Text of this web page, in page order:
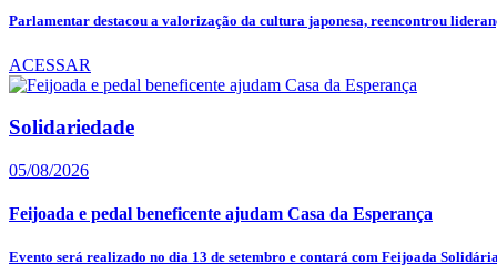
Parlamentar destacou a valorização da cultura japonesa, reencontrou
ACESSAR
Solidariedade
05/08/2026
Feijoada e pedal beneficente ajudam Casa da Esperança
Evento será realizado no dia 13 de setembro e contará com Feijoada